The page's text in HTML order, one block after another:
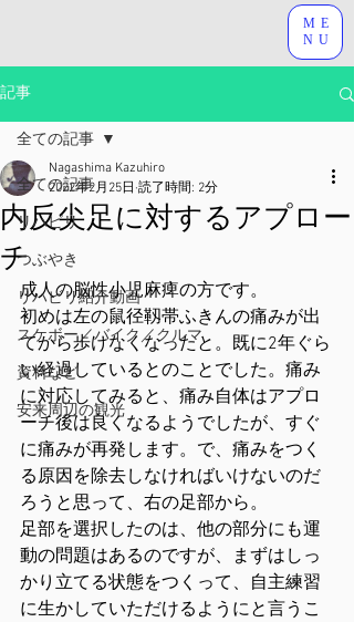
ME
NU
記事
全ての記事
リハビリ
つぶやき
リハビリ紹介動画
スケボー／バイク／クルマ
資料など
安来周辺の観光
全ての記事
内反尖足に対するアプロー
チ
Nagashima Kazuhiro
2022年2月25日 読了時間: 2分
成人の脳性小児麻痺の方です。
初めは左の鼠径靱帯ふきんの痛みが出
てから歩けなくなったと。既に2年ぐら
い経過しているとのことでした。痛み
に対応してみると、痛み自体はアプロ
ーチ後は良くなるようでしたが、すぐ
に痛みが再発します。で、痛みをつく
る原因を除去しなければいけないのだ
ろうと思って、右の足部から。
足部を選択したのは、他の部分にも運
動の問題はあるのですが、まずはしっ
かり立てる状態をつくって、自主練習
に生かしていただけるようにと言うこ